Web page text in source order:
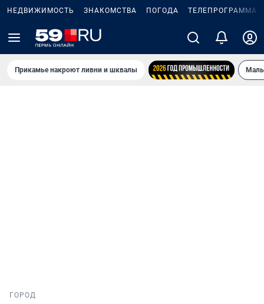
НЕДВИЖИМОСТЬ ЗНАКОМСТВА ПОГОДА ТЕЛЕПРОГРАММА
Прикамье накроют ливни и шквалы
ГОРОД